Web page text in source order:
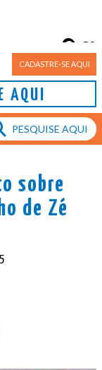
CADASTRE-SE AQUI
AQUI
Porto Alegre
8°
sobre
de Zé